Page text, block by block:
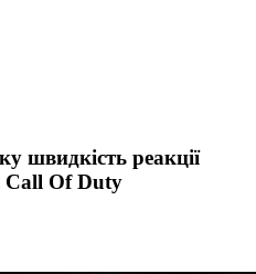
швидкість реакції
Of Duty